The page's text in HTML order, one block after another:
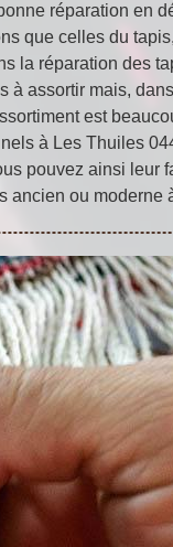
réparation en
que celles du
la réparation des
à assortir mais,
est
à Les Thuiles
pouvez ainsi leur
ancien ou moderne